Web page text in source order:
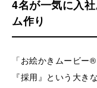
4名が一気に入
ム作り
「お絵かきムービー
『採用』という大き